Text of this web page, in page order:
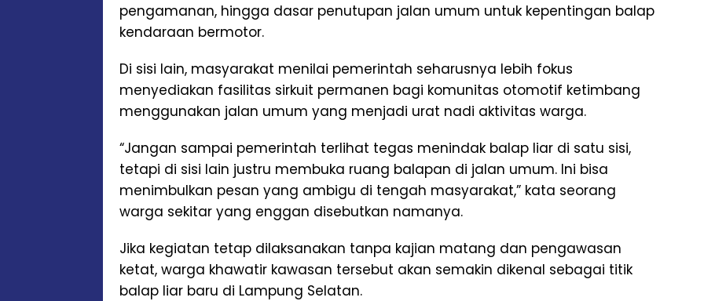
pengamanan, hingga dasar penutupan jalan umum untuk kepentingan balap
kendaraan bermotor.
Di sisi lain, masyarakat menilai pemerintah seharusnya lebih fokus
menyediakan fasilitas sirkuit permanen bagi komunitas otomotif ketimbang
menggunakan jalan umum yang menjadi urat nadi aktivitas warga.
“Jangan sampai pemerintah terlihat tegas menindak balap liar di satu sisi,
tetapi di sisi lain justru membuka ruang balapan di jalan umum. Ini bisa
menimbulkan pesan yang ambigu di tengah masyarakat,” kata seorang
warga sekitar yang enggan disebutkan namanya.
Jika kegiatan tetap dilaksanakan tanpa kajian matang dan pengawasan
ketat, warga khawatir kawasan tersebut akan semakin dikenal sebagai titik
balap liar baru di Lampung Selatan.